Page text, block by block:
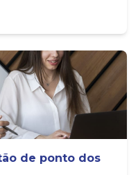
de ponto dos